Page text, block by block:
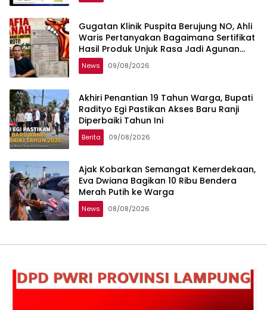
Gugatan Klinik Puspita Berujung NO, Ahli
Waris Pertanyakan Bagaimana Sertifikat
Hasil Produk Unjuk Rasa Jadi Agunan
Bank
News 09/08/2026
Akhiri Penantian 19 Tahun Warga, Bupati
Radityo Egi Pastikan Akses Baru Ranji
Diperbaiki Tahun Ini
Berita 09/08/2026
Ajak Kobarkan Semangat Kemerdekaan,
Eva Dwiana Bagikan 10 Ribu Bendera
Merah Putih ke Warga
News 08/08/2026